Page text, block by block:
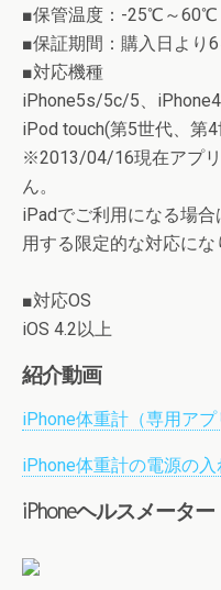
■保管温度：-25℃～60℃
■保証期間：購入日より6
■対応機種
iPhone5s/5c/5、
iPod touch(第5世代、第
※2013/04/16現在アプ
ん。
iPadでご利用になる場
用する限定的な対応にな
■対応OS
iOS 4.2以上
紹介動画
iPhone体重計（専用アプ
iPhone体重計の電源の入
iPhoneヘルスメーター